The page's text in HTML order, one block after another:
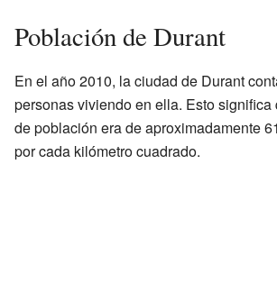
Población de Durant
En el año 2010, la ciudad de Durant
personas viviendo en ella. Esto significa
de población era de aproximadamente
por cada kilómetro cuadrado.